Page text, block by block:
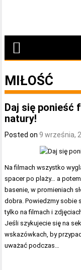
MIŁOŚĆ
Daj się ponieść
natury!
Posted on9 września,
Na filmach wszystko
spacer po plaży… a
basenie, w promieniach
dobra. Powiedzmy sobie
tylko na filmach i
Jeśli szykujecie się na
wskazówkach, by
uważać podczas…